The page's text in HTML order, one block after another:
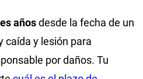
añosdesde la fecha de un
caída y lesión para
por daños. Tu